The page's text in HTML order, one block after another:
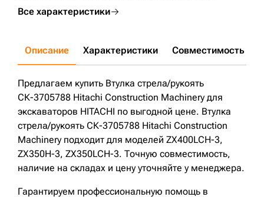
Все характеристики
Описание Характеристики Совместимость
Предлагаем купить Втулка стрела/рукоять
СК-3705788 Hitachi Construction Machinery для
экскаваторов HITACHI по выгодной цене. Втулка
стрела/рукоять СК-3705788 Hitachi Construction
Machinery подходит для моделей ZX400LCH-3,
ZX350H-3, ZX350LCH-3. Точную совместимость,
наличие на складах и цену уточняйте у менеджера.
Гарантируем профессиональную помощь в